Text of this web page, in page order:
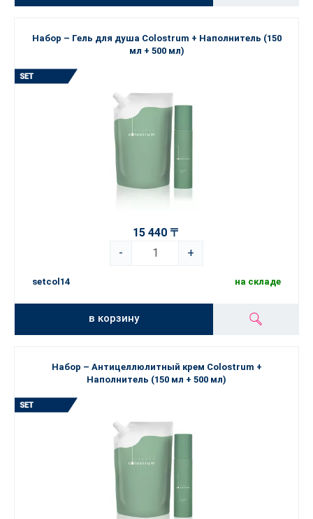
Набор – Гель для душа Colostrum + Наполнитель (150
мл + 500 мл)
15 440 〒
-
+
setcol14 на складе
в корзину
Набор – Антицеллюлитный крем Colostrum +
Наполнитель (150 мл + 500 мл)